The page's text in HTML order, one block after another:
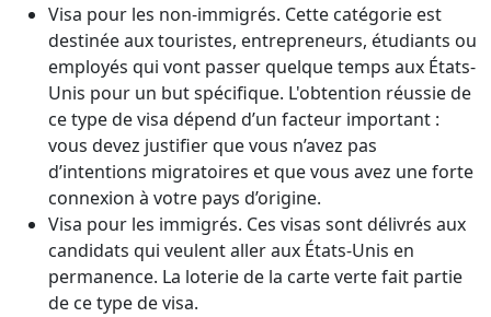
Visa pour les non-immigrés. Cette catégorie est
destinée aux touristes, entrepreneurs, étudiants ou
employés qui vont passer quelque temps aux États-
Unis pour un but spécifique. L'obtention réussie de
ce type de visa dépend d’un facteur important :
vous devez justifier que vous n’avez pas
d’intentions migratoires et que vous avez une forte
connexion à votre pays d’origine.
Visa pour les immigrés. Ces visas sont délivrés aux
candidats qui veulent aller aux États-Unis en
permanence. La loterie de la carte verte fait partie
de ce type de visa.